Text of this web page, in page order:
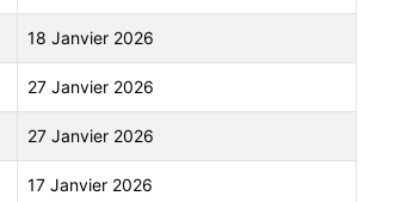
18 Janvier 2026
27 Janvier 2026
27 Janvier 2026
17 Janvier 2026